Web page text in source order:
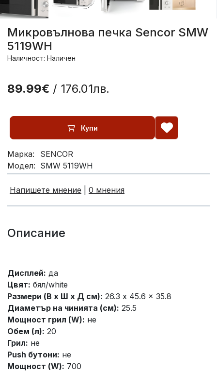
Микровълнова печка Sencor SMW
5119WH
Наличност: Наличен
89.99€ / 176.01лв.
Купи
Марка:
SENCOR
Модел: SMW 5119WH
Напишете мнение 0 мнения
Описание
Дисплей: да
Цвят: бял/white
Размери (В x Ш x Д см): 26.3 x 45.6 x 35.8
Диаметър на чинията (см): 25.5
Мощност грил (W): не
Обем (л): 20
Грил: не
Push бутони: не
Мощност (W): 700